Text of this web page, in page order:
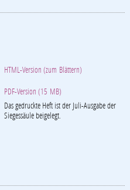
HTML-Version (zum Blättern)
PDF-Version (15 MB)
Das gedruckte Heft ist der Juli-Ausgabe der
Siegessäule beigelegt.